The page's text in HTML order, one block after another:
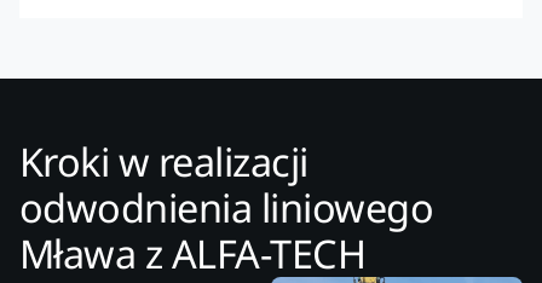
Kroki w realizacji
odwodnienia liniowego
Mława z ALFA-TECH